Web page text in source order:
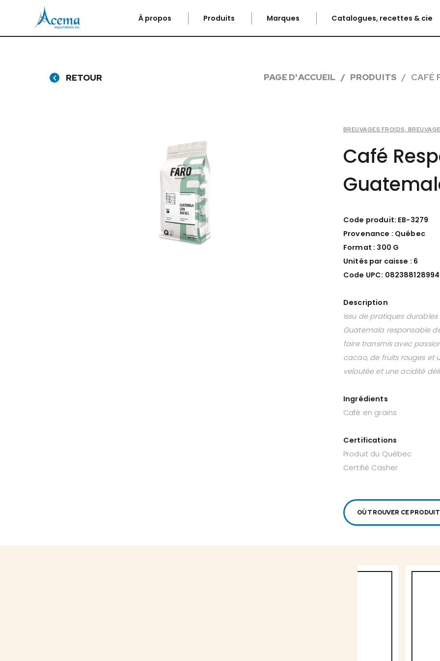
À propos Produits Marques Catalogues, recettes & cie
RETOUR PAGE D'ACCUEIL PRODUITS CAFÉ
BREUVAGES FROIDS,
Café
Code produit: EB-3279
Provenance : Québec
Format : 300 G
Unités par caisse : 6
Code UPC:
Description
Issu de pratiques
Guatemala responsable
faire transmis avec
cacao, de fruits rouges et
veloutée et une acidité
Ingrédients
Café en grains
Certifications
Produit du Québec
Certifié Casher
OÙ TROUVER CE